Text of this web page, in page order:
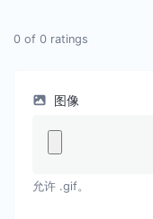
0 of 0 ratings
图像
允许 .gif。